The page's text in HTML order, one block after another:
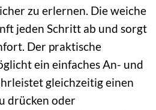
zu erlernen. Die weiche
jeden Schritt ab und sorgt
Der praktische
ein einfaches An- und
gleichzeitig einen
drücken oder